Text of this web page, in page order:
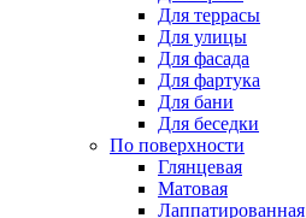
Для террасы
Для улицы
Для фасада
Для фартука
Для бани
Для беседки
По поверхности
Глянцевая
Матовая
Лаппатированная